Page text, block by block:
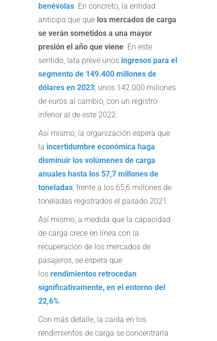
benévolas. En concreto, la entidad
anticipa que que los mercados de carga
se verán sometidos a una mayor
presión el año que viene. En este
sentido, Iata prevé unos ingresos para el
segmento de 149.400 millones de
dólares en 2023 , unos 142.000 millones
de euros al cambio, con un registro
inferior al de este 2022.
Así mismo, la organización espera que
la incertidumbre económica haga
disminuir los volúmenes de carga
anuales hasta los 57,7 millones de
toneladas , frente a los 65,6 millones de
toneladas registrados el pasado 2021.
Así mismo, a medida que la capacidad
de carga crece en línea con la
recuperación de los mercados de
pasajeros, se espera que
los rendimientos retrocedan
significativamente, en el entorno del
22,6%.
Con más detalle, la caída en los
rendimientos de carga se concentraría